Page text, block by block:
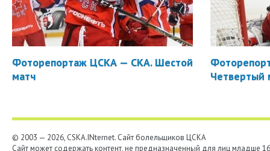
Фоторепортаж ЦСКА — СКА. Шестой
матч
Четвертый
© 2003 — 2026, CSKA.INternet. Cайт болельщиков ЦСКА
Сайт может содержать контент, не предназначенный для лиц младше